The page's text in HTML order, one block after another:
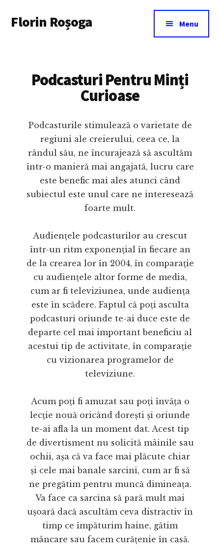
main
menu
Florin Roșoga Menu
Podcasturi Pentru Minți
Curioase
Podcasturile stimulează o varietate de
regiuni ale creierului, ceea ce, la
rândul său, ne încurajează să ascultăm
într-o manieră mai angajată, lucru care
este benefic mai ales atunci când
subiectul este unul care ne interesează
foarte mult.
Audiențele podcasturilor au crescut
într-un ritm exponențial în fiecare an
de la crearea lor în 2004, în comparație
cu audiențele altor forme de media,
cum ar fi televiziunea, unde audiența
este în scădere. Faptul că poți asculta
podcasturi oriunde te-ai duce este de
departe cel mai important beneficiu al
acestui tip de activitate, în comparație
cu vizionarea programelor de
televiziune.
Acum poți fi amuzat sau poți învăța o
lecție nouă oricând dorești și oriunde
te-ai afla la un moment dat. Acest tip
de divertisment nu solicită mâinile sau
ochii, așa că va face mai plăcute chiar
și cele mai banale sarcini, cum ar fi să
ne pregătim pentru muncă dimineața.
Va face ca sarcina să pară mult mai
ușoară dacă ascultăm ceva distractiv în
timp ce împăturim haine, gătim
mâncare sau facem curățenie în casă.